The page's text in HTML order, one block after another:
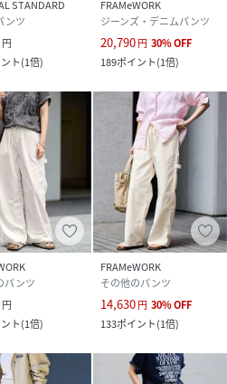
STANDARD
ンツ
円
ト(1倍)
FRAMeWORK
ジーンズ・デニムパンツ
20,790円 30%OFF
189ポイント(1倍)
パンツ
円
ト(1倍)
FRAMeWORK
その他のパンツ
14,630円 30%OFF
133ポイント(1倍)